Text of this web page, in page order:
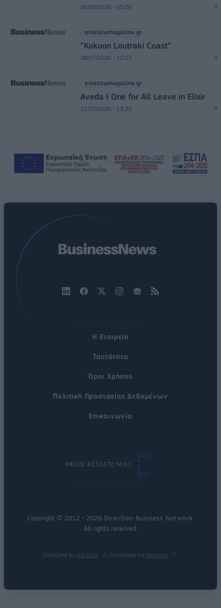
06/08/2026 - 05:00
esteticamagazine.gr
“Kokoon Loutraki Coast”
28/07/2026 - 12:07
esteticamagazine.gr
Aveda I One for All Leave in Elixir
22/07/2026 - 13:20
Η Εταιρεία
Ταυτότητα
Όροι Χρήσης
Πολιτική Προστασίας Δεδομένων
Επικοινωνία
ΜΕΛΟΣ #232470 Μ.Η.Τ.
Copyright © 2012 - 2026 Direction Business Network
All rights reserved.
Designed by nikolas Developed by Nuevvo